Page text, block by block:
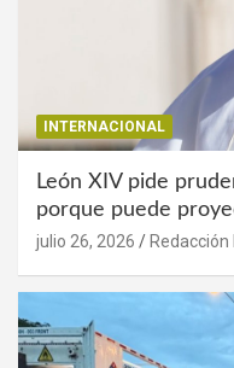
INTERNACIONAL
León XIV pide
porque puede
julio 26, 2026 Redacción